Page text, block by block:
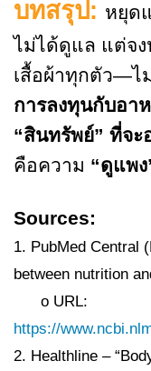
บทสรุป: หยุด
ไม่ได้ดูแล แต่จง
เสื้อผ้าทุกตัว—
การลงทุนกับอา
“สินทรัพย์” ที่จ
คือความ “ดูแพง
Sources:
1. PubMed Central
between nutrition
o URL:
https://
2. Healthline –